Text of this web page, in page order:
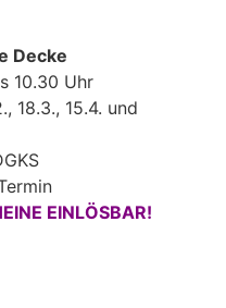
Decke
10.30 Uhr
18.3., 15.4. und
EINLÖSBAR!